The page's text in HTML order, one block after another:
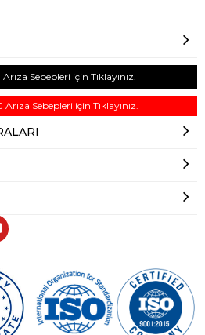
Sebepleri için Tıklayınız.
Sebepleri için Tıklayınız.